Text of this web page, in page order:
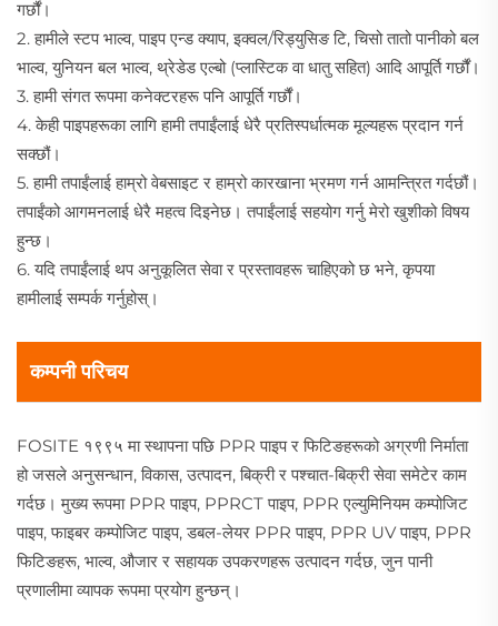
गर्छौं।
2. हामीले स्टप भाल्व, पाइप एन्ड क्याप, इक्वल/रिड्युसिङ टि, चिसो तातो पानीको बल
भाल्व, युनियन बल भाल्व, थ्रेडेड एल्बो (प्लास्टिक वा धातु सहित) आदि आपूर्ति गर्छौं।
3. हामी संगत रूपमा कनेक्टरहरू पनि आपूर्ति गर्छौं।
4. केही पाइपहरूका लागि हामी तपाईंलाई धेरै प्रतिस्पर्धात्मक मूल्यहरू प्रदान गर्न
सक्छौं।
5. हामी तपाईंलाई हाम्रो वेबसाइट र हाम्रो कारखाना भ्रमण गर्न आमन्त्रित गर्दछौं।
तपाईंको आगमनलाई धेरै महत्व दिइनेछ। तपाईंलाई सहयोग गर्नु मेरो खुशीको विषय
हुन्छ।
6. यदि तपाईंलाई थप अनुकूलित सेवा र प्रस्तावहरू चाहिएको छ भने, कृपया
हामीलाई सम्पर्क गर्नुहोस्।
कम्पनी परिचय
FOSITE १९९५ मा स्थापना पछि PPR पाइप र फिटिङहरूको अग्रणी निर्माता
हो जसले अनुसन्धान, विकास, उत्पादन, बिक्री र पश्चात-बिक्री सेवा समेटेर काम
गर्दछ। मुख्य रूपमा PPR पाइप, PPRCT पाइप, PPR एल्युमिनियम कम्पोजिट
पाइप, फाइबर कम्पोजिट पाइप, डबल-लेयर PPR पाइप, PPR UV पाइप, PPR
फिटिङहरू, भाल्व, औजार र सहायक उपकरणहरू उत्पादन गर्दछ, जुन पानी
प्रणालीमा व्यापक रूपमा प्रयोग हुन्छन्।